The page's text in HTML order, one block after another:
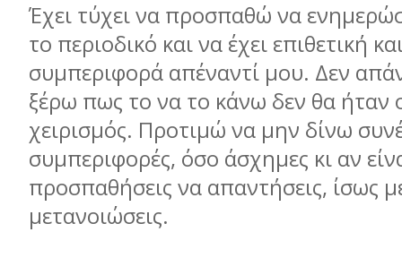
Έχει τύχει να προσπαθώ να
το περιοδικό και να έχει επιθετική
συμπεριφορά απέναντί μου. Δεν
ξέρω πως το να το κάνω δεν θα ήταν
χειρισμός. Προτιμώ να μην δίνω
συμπεριφορές, όσο άσχημες κι αν
προσπαθήσεις να απαντήσεις, ίσως
μετανοιώσεις.